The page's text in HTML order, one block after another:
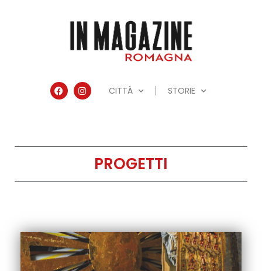
CITTÀ STORIE
PROGETTI